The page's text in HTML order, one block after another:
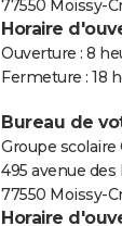
77550 Moissy-
Horaire
Ouverture : 8
Fermeture : 18
Bureau de
Groupe
495 avenue des
77550 Moissy-
Horaire